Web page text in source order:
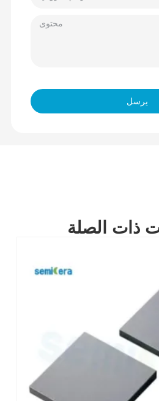
يرسل
ذات الصلة